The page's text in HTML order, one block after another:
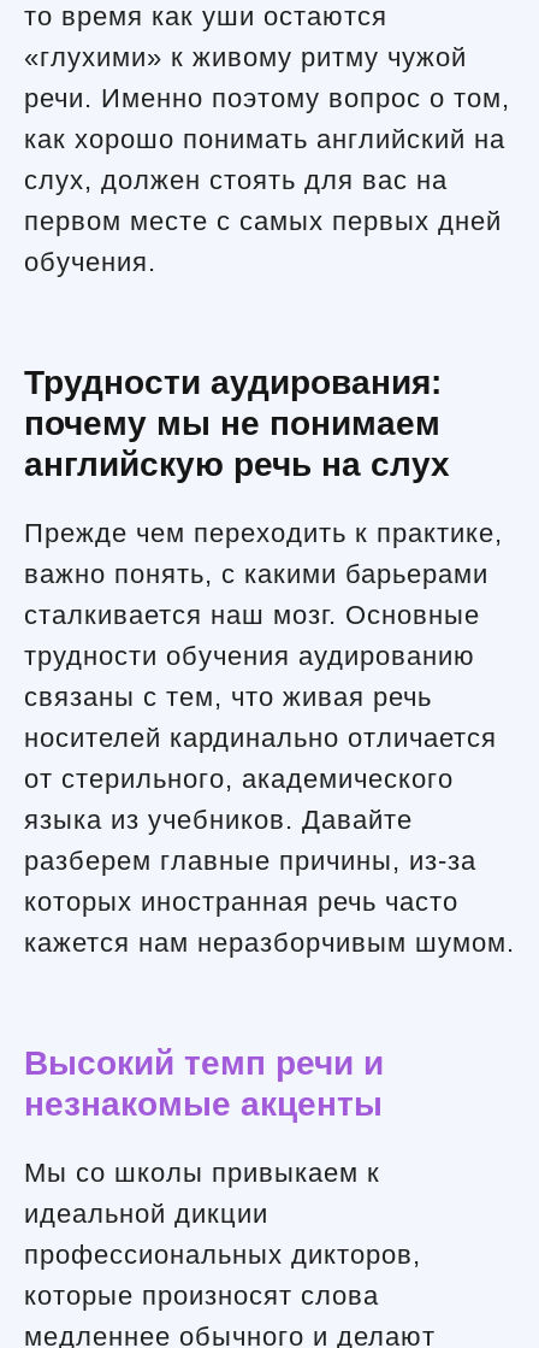
то время как уши остаются
«глухими» к живому ритму чужой
речи. Именно поэтому вопрос о том,
как хорошо понимать английский на
слух, должен стоять для вас на
первом месте с самых первых дней
обучения.
Трудности аудирования:
почему мы не понимаем
английскую речь на слух
Прежде чем переходить к практике,
важно понять, с какими барьерами
сталкивается наш мозг. Основные
трудности обучения аудированию
связаны с тем, что живая речь
носителей кардинально отличается
от стерильного, академического
языка из учебников. Давайте
разберем главные причины, из-за
которых иностранная речь часто
кажется нам неразборчивым шумом.
Высокий темп речи и
незнакомые акценты
Мы со школы привыкаем к
идеальной дикции
профессиональных дикторов,
которые произносят слова
медленнее обычного и делают